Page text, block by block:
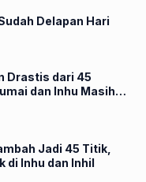
Delapan Hari
Drastis dari 45
dan Inhu Masih
Jadi 45 Titik,
di Inhu dan Inhil